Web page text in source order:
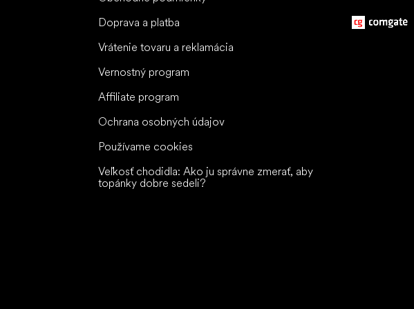
Doprava a platba
Vrátenie tovaru a reklamácia
Vernostný program
Affiliate program
Ochrana osobných údajov
Používame cookies
Veľkosť chodidla: Ako ju správne zmerať, aby
topánky dobre sedeli?